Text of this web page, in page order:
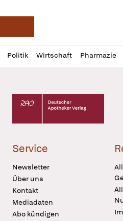
Deutsche Apotheker
Politik Wirtschaft Pharmazie
Profil
öffnen
Daz
Pur
Deutscher Apotheker Verlag
Service
Newsletter
Über uns
Kontakt
Mediadaten
Abo kündigen